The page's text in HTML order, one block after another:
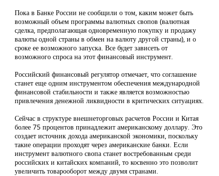
Пока в Банке России не сообщили о том, каким может быть
возможный объем программы валютных свопов (валютная
сделка, предполагающая одновременную покупку и продажу
валюты одной страны в обмен на валюту другой страны), и о
сроке ее возможного запуска. Все будет зависеть от
возможного спроса на этот финансовый инструмент.
Российский финансовый регулятор отмечает, что соглашение
станет еще одним инструментом обеспечения международной
финансовой стабильности и также является возможностью
привлечения денежной ликвидности в критических ситуациях.
Сейчас в структуре внешнеторговых расчетов России и Китая
более 75 процентов принадлежит американскому доллару. Это
создает источник дохода американской экономики, поскольку
такие операции проходят через американские банки. Если
инструмент валютного свопа станет востребованным среди
российских и китайских компаний, то косвенно это позволит
увеличить товарооборот между двумя странами.